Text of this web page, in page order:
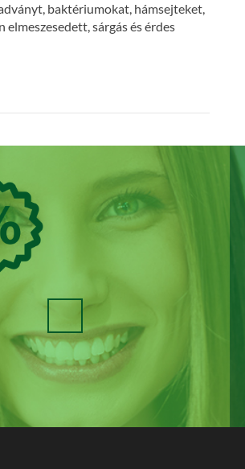
baktériumokat, hámsejteket,
sárgás és érdes